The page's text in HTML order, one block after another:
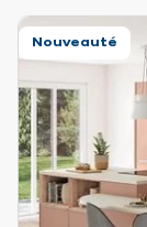
Nouveauté